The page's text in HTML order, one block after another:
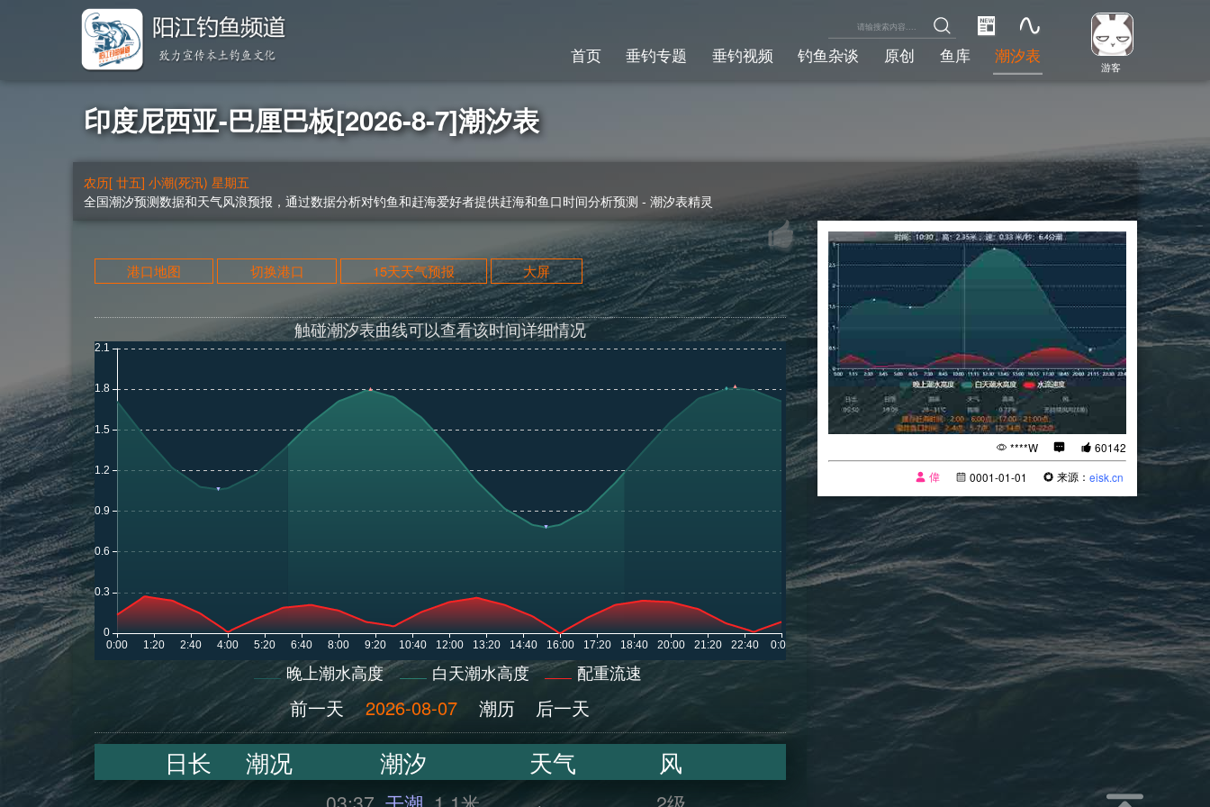
游客
首页 垂钓专题 垂钓视频 钓鱼杂谈 原创 鱼库 潮汐表
印度尼西亚-巴厘巴板[2026-8-7]潮汐表
农历[ 廿五] 小潮(死汛) 星期五
全国潮汐预测数据和天气风浪预报，通过数据分析对钓鱼和赶海爱好者提供赶海和鱼口时间分析预测 - 潮汐表精灵
港口地图 切换港口 15天天气预报 大屏
触碰潮汐表曲线可以查看该时间详细情况
晚上潮水高度 白天潮水高度 配重流速
前一天 2026-08-07 潮历 后一天
日长 潮况 潮汐 天气 风
****W
60142
偉
0001-01-01 来源：eisk.cn